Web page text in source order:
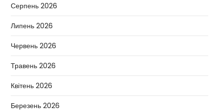
Серпень 2026
Липень 2026
Червень 2026
Травень 2026
Квітень 2026
Березень 2026